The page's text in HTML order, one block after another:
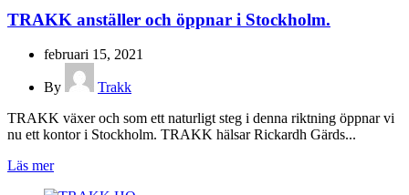
TRAKK anställer och öppnar i Stockholm.
februari 15, 2021
By
Trakk
TRAKK växer och som ett naturligt steg i denna riktning öppnar vi
nu ett kontor i Stockholm. TRAKK hälsar Rickardh Gärds...
Läs mer